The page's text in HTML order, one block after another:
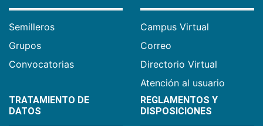
Semilleros
Grupos
Convocatorias
Campus Virtual
Correo
Directorio Virtual
Atención al usuario
TRATAMIENTO DE
DATOS
REGLAMENTOS Y
DISPOSICIONES